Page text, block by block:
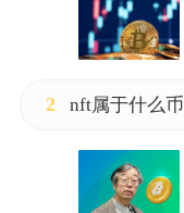
2 nft属于什么币